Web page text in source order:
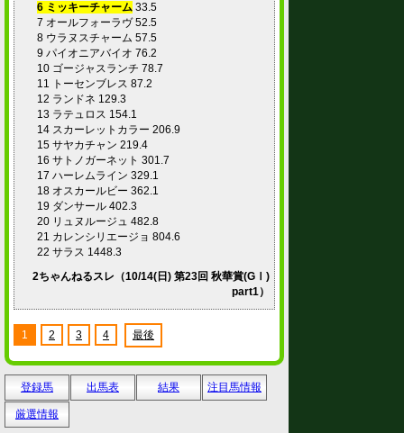
6 ミッキーチャーム 33.5
7 オールフォーラヴ 52.5
8 ウラヌスチャーム 57.5
9 パイオニアバイオ 76.2
10 ゴージャスランチ 78.7
11 トーセンブレス 87.2
12 ランドネ 129.3
13 ラテュロス 154.1
14 スカーレットカラー 206.9
15 サヤカチャン 219.4
16 サトノガーネット 301.7
17 ハーレムライン 329.1
18 オスカールビー 362.1
19 ダンサール 402.3
20 リュヌルージュ 482.8
21 カレンシリエージョ 804.6
22 サラス 1448.3
2ちゃんねるスレ（10/14(日) 第23回 秋華賞(GⅠ)
part1）
1 2 3 4 最後
登録馬 出馬表 結果 注目馬情報
厳選情報